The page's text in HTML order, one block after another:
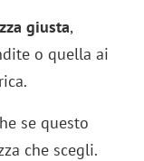
giusta,
o quella ai
se questo
che scegli.